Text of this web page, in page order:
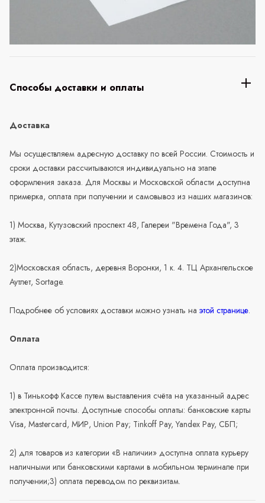
Способы доставки и оплаты
Доставка
Мы осуществляем адресную доставку по всей России. Стоимость и
сроки доставки рассчитываются индивидуально на этапе
оформления заказа. Для Москвы и Московской области доступна
примерка, оплата при получении и самовывоз из наших магазинов:
1) Москва, Кутузовский проспект 48, Галереи "Времена Года", 3
этаж.
2)Московская область, деревня Воронки, 1 к. 4. ТЦ Архангельское
Аутлет, Sortage.
Подробнее об условиях доставки можно узнать на этой странице.
Оплата
Оплата производится:
1) в Тинькофф Кассе путем выставления счёта на указанный адрес
электронной почты. Доступные способы оплаты: банковские карты
Visa, Mastercard, МИР, Union Pay; Tinkoff Pay, Yandex Pay, СБП;
2) для товаров из категории «В наличии» доступна оплата курьеру
наличными или банковскими картами в мобильном терминале при
получении;3) оплата переводом по реквизитам.